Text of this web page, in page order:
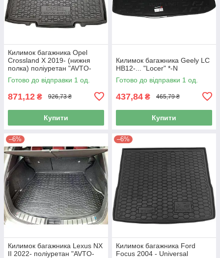
Килимок багажника Opel
Crossland X 2019- (нижня
полка) поліуретан "AVTO-
Gumm" 111799
Готово до відправки 1 од.
871,12 ₴ 926,73 ₴
Купити
Килимок багажника Geely LC
HB12-... "Locer" *-N
Готово до відправки 1 од.
437,84 ₴ 465,79 ₴
Купити
–6%
Килимок багажника Lexus NX
II 2022- поліуретан "AVTO-
–6%
Килимок багажника Ford
Focus 2004 - Universal